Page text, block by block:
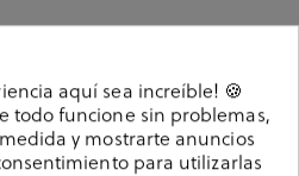
aquí sea increíble! 🍪
todo funcione sin problemas,
y mostrarte anuncios
para utilizarlas